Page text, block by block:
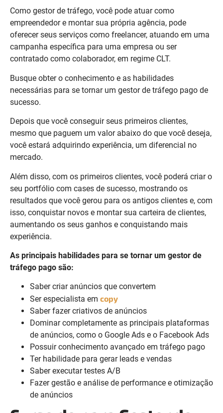
Como gestor de tráfego, você pode atuar como
empreendedor e montar sua própria agência, pode
oferecer seus serviços como freelancer, atuando em uma
campanha específica para uma empresa ou ser
contratado como colaborador, em regime CLT.
Busque obter o conhecimento e as habilidades
necessárias para se tornar um gestor de tráfego pago de
sucesso.
Depois que você conseguir seus primeiros clientes,
mesmo que paguem um valor abaixo do que você deseja,
você estará adquirindo experiência, um diferencial no
mercado.
Além disso, com os primeiros clientes, você poderá criar o
seu portfólio com cases de sucesso, mostrando os
resultados que você gerou para os antigos clientes e, com
isso, conquistar novos e montar sua carteira de clientes,
aumentando os seus ganhos e conquistando mais
experiência.
As principais habilidades para se tornar um gestor de
tráfego pago são:
Saber criar anúncios que convertem
Ser especialista em copy
Saber fazer criativos de anúncios
Dominar completamente as principais plataformas
de anúncios, como o Google Ads e o Facebook Ads
Possuir conhecimento avançado em tráfego pago
Ter habilidade para gerar leads e vendas
Saber executar testes A/B
Fazer gestão e análise de performance e otimização
de anúncios